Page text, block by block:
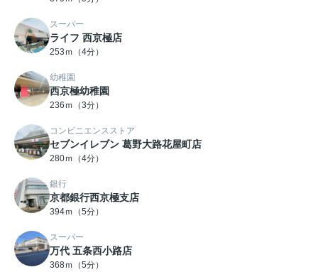
スーパー
ライフ 西京極店
253ｍ（4分）
幼稚園
西京極幼稚園
236ｍ（3分）
コンビニエンスストア
セブンイレブン 葛野大路花屋町店
280ｍ（4分）
銀行
京都銀行西京極支店
394ｍ（5分）
スーパー
万代 五条西小路店
368ｍ（5分）